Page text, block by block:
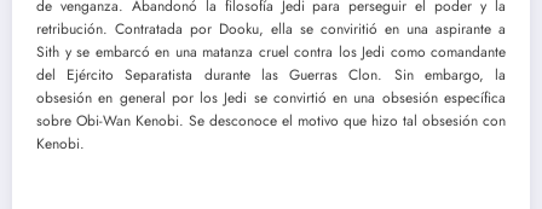
de venganza. Abandonó la filosofía Jedi para perseguir el poder y la
retribución. Contratada por Dooku, ella se conviritió en una aspirante a
Sith y se embarcó en una matanza cruel contra los Jedi como comandante
del Ejército Separatista durante las Guerras Clon. Sin embargo, la
obsesión en general por los Jedi se convirtió en una obsesión específica
sobre Obi-Wan Kenobi. Se desconoce el motivo que hizo tal obsesión con
Kenobi.